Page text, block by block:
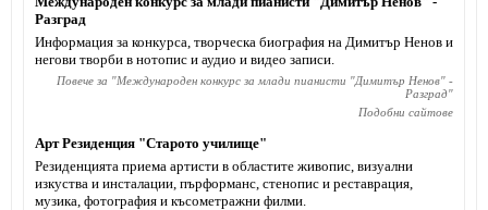
Разград
Информация за конкурса, творческа биография на Димитър Ненов и
негови творби в нотопис и аудио и видео записи.
Повече за "Международен конкурс за млади пианисти "Димитър Ненов" -
Разград"
Подобни сайтове
Арт Резиденция "Старото училище"
Резиденцията приема артисти в областите живопис, визуални
изкуства и инсталации, пърформанс, стенопис и реставрация,
музика, фотография и късометражни филми.